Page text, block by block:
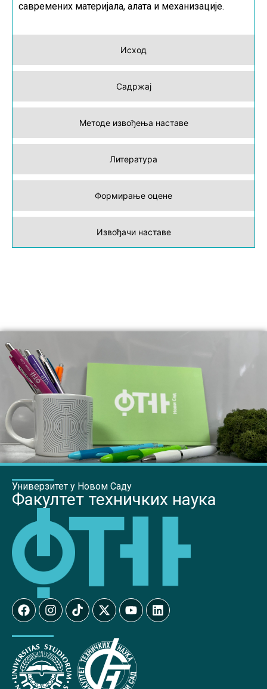
Исход
Садржај
Методе извођења наставе
Литература
Формирање оцене
Извођачи наставе
савремених материјала, алата и механизације.
Универзитет у Новом Саду
Факултет техничких наука